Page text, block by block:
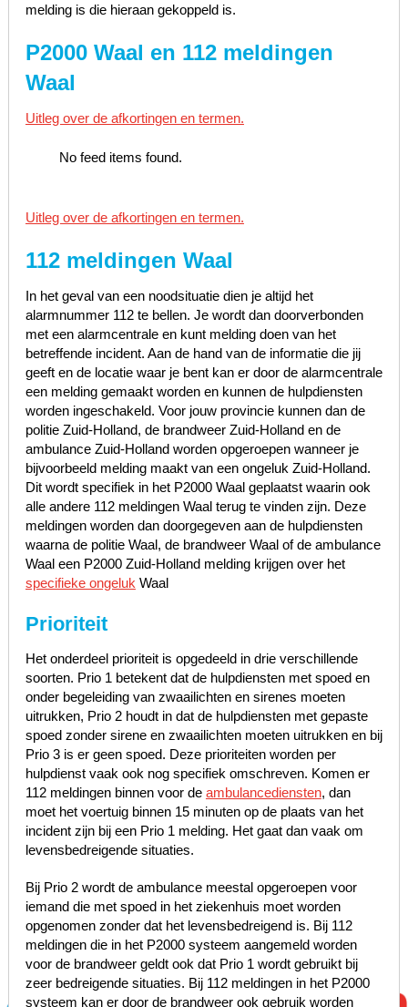
melding is die hieraan gekoppeld is.
P2000 Waal en 112 meldingen
Waal
Uitleg over de afkortingen en termen.
No feed items found.
Uitleg over de afkortingen en termen.
112 meldingen Waal
In het geval van een noodsituatie dien je altijd het
alarmnummer 112 te bellen. Je wordt dan doorverbonden
met een alarmcentrale en kunt melding doen van het
betreffende incident. Aan de hand van de informatie die jij
geeft en de locatie waar je bent kan er door de alarmcentrale
een melding gemaakt worden en kunnen de hulpdiensten
worden ingeschakeld. Voor jouw provincie kunnen dan de
politie Zuid-Holland, de brandweer Zuid-Holland en de
ambulance Zuid-Holland worden opgeroepen wanneer je
bijvoorbeeld melding maakt van een ongeluk Zuid-Holland.
Dit wordt specifiek in het P2000 Waal geplaatst waarin ook
alle andere 112 meldingen Waal terug te vinden zijn. Deze
meldingen worden dan doorgegeven aan de hulpdiensten
waarna de politie Waal, de brandweer Waal of de ambulance
Waal een P2000 Zuid-Holland melding krijgen over het
specifieke ongeluk Waal
Prioriteit
Het onderdeel prioriteit is opgedeeld in drie verschillende
soorten. Prio 1 betekent dat de hulpdiensten met spoed en
onder begeleiding van zwaailichten en sirenes moeten
uitrukken, Prio 2 houdt in dat de hulpdiensten met gepaste
spoed zonder sirene en zwaailichten moeten uitrukken en bij
Prio 3 is er geen spoed. Deze prioriteiten worden per
hulpdienst vaak ook nog specifiek omschreven. Komen er
112 meldingen binnen voor de ambulancediensten, dan
moet het voertuig binnen 15 minuten op de plaats van het
incident zijn bij een Prio 1 melding. Het gaat dan vaak om
levensbedreigende situaties.
Bij Prio 2 wordt de ambulance meestal opgeroepen voor
iemand die met spoed in het ziekenhuis moet worden
opgenomen zonder dat het levensbedreigend is. Bij 112
meldingen die in het P2000 systeem aangemeld worden
voor de brandweer geldt ook dat Prio 1 wordt gebruikt bij
zeer bedreigende situaties. Bij 112 meldingen in het P2000
systeem kan er door de brandweer ook gebruik worden